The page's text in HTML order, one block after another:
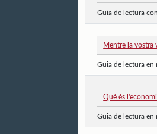
Guia de lectura
Mentre la vostra
Guia de lectura en
Què és
Guia de lectura en